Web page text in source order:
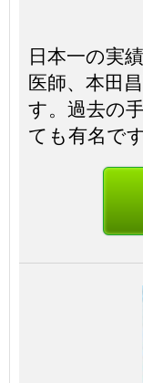
日本一の実
医師、本田
す。過去の
ても有名です